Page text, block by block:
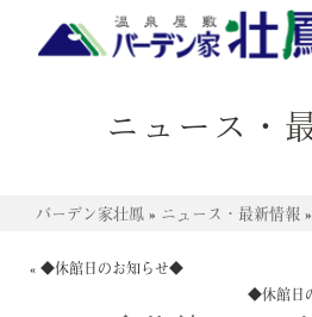
ニュース・
バーデン家壮鳳 » ニュース・最新情報 »
« ◆休館日のお知らせ◆
◆休館日